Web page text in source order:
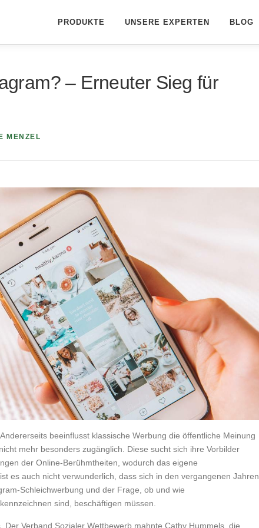
PRODUKTE UNSERE EXPERTEN BLOG
– Erneuter Sieg für
MENZEL
beeinflusst klassische Werbung die öffentliche Meinung
mehr besonders zugänglich. Diese sucht sich ihre Vorbilder
der Online-Berühmtheiten, wodurch das eigene
es auch nicht verwunderlich, dass sich in den vergangenen Jahren
Schleichwerbung und der Frage, ob und wie
sind, beschäftigen müssen.
Verband Sozialer Wettbewerb mahnte Cathy Hummels, die